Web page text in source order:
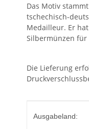
Das Motiv
tschechisch-
Medailleur. Er
Silbermünzen
Die Lieferung
Ausgabeland: